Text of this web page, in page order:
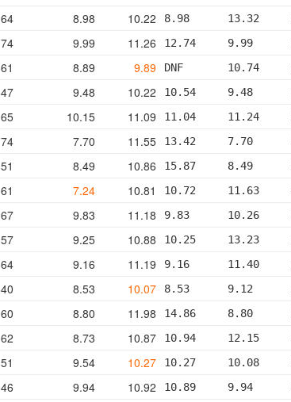
64 8.98 10.22 8.98      13.32
74 9.99 11.26 12.74     9.99
61 8.89 9.89 DNF       10.74
47 9.48 10.22 10.54     9.48
65 10.15 11.09 11.04     11.24
74 7.70 11.55 13.42     7.70
51 8.49 10.86 15.87     8.49
61 7.24 10.81 10.72     11.63
67 9.83 11.18 9.83      10.26
57 9.25 10.88 10.25     13.23
64 9.16 11.19 9.16      11.40
40 8.53 10.07 8.53      9.12
60 8.80 11.98 14.86     8.80
62 8.73 10.87 10.94     12.15
51 9.54 10.27 10.27     10.08
46 9.94 10.92 10.89     9.94